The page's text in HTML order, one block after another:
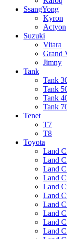
SsangYong
Kyron
Actyon
Suzuki
Vitara
Grand
Jimny
Tank
Tank
Tank
Tank
Tank
Tenet
T7
T8
Toyota
Land
Land
Land
Land
Land
Land
Land
Land
Land
Land